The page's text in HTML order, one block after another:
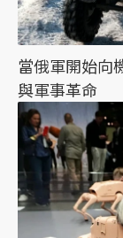
當俄軍開始向
與軍事革命